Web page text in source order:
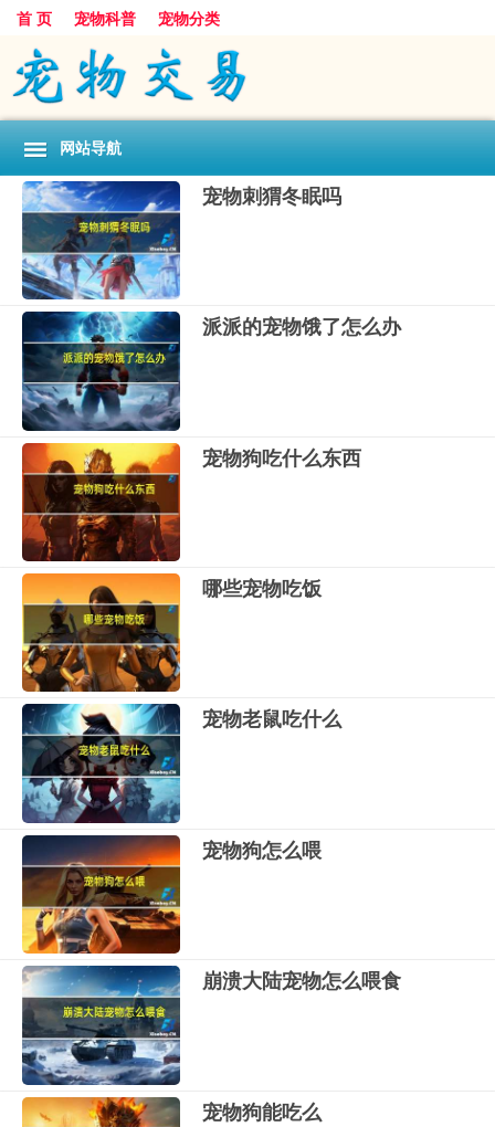
首 页 宠物科普 宠物分类
网站导航
宠物刺猬冬眠吗
派派的宠物饿了怎么办
宠物狗吃什么东西
哪些宠物吃饭
宠物老鼠吃什么
宠物狗怎么喂
崩溃大陆宠物怎么喂食
宠物狗能吃么